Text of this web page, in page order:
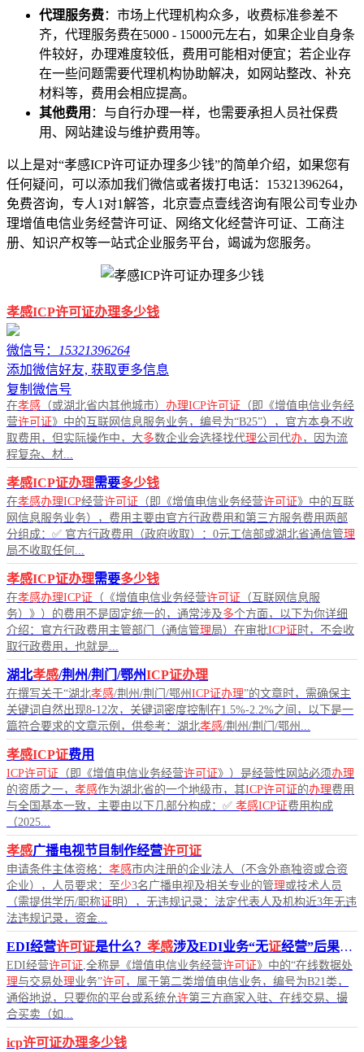
代理服务费：市场上代理机构众多，收费标准参差不
齐，代理服务费在5000 - 15000元左右，如果企业自身条
件较好，办理难度较低，费用可能相对便宜；若企业存
在一些问题需要代理机构协助解决，如网站整改、补充
材料等，费用会相应提高。
其他费用 ：与自行办理一样，也需要承担人员社保费
用、网站建设与维护费用等。
以上是对“孝感ICP许可证办理多少钱”的简单介绍，如果您有
任何疑问，可以添加我们微信或者拨打电话：15321396264，
免费咨询，专人1对1解答，北京壹点壹线咨询有限公司专业办
理增值电信业务经营许可证、网络文化经营许可证、工商注
册、知识产权等一站式企业服务平台，竭诚为您服务。
孝感ICP许可证办理多少钱
微信号： 15321396264
添加微信好友, 获取更多信息
复制微信号
在孝感 （或湖北省内其他城市） 办理ICP许可证 （即《增值电信业务经
营许可证》中的互联网信息服务业务，编号为“B25”），官方本身不收
取费用，但实际操作中，大多数企业会选择找代理公司代办，因为流
程复杂、材...
孝感ICP证办理需要多少钱
在孝感办理ICP经营许可证 （即《增值电信业务经营许可证》中的互联
网信息服务业务），费用主要由官方行政费用和第三方服务费用两部
分组成：✅ 官方行政费用（政府收取）：0元工信部或湖北省通信管理
局不收取任何...
孝感ICP证办理需要多少钱
在孝感办理ICP证 （《增值电信业务经营许可证 （互联网信息服
务）》）的费用不是固定统一的，通常涉及多个方面，以下为你详细
介绍：官方行政费用主管部门（通信管理局）在审批ICP证 时，不会收
取行政费用，也就是...
湖北孝感/荆州/荆门/鄂州ICP证办理
在撰写关于“湖北孝感/荆州/荆门/鄂州 ICP证办理”的文章时，需确保主
关键词自然出现8-12次，关键词密度控制在1.5%-2.2%之间，以下是一
篇符合要求的文章示例，供参考：湖北孝感/荆州/荆门/鄂州...
孝感ICP证费用
ICP许可证 （即《增值电信业务经营许可证》）是经营性网站必须办理
的资质之一， 孝感作为湖北省的一个地级市，其ICP许可证的办理费用
与全国基本一致，主要由以下几部分构成：✅ 孝感ICP证费用构成
（2025...
孝感广播电视节目制作经营许可证
申请条件主体资格： 孝感市内注册的企业法人（不含外商独资或合资
企业），人员要求：至少3名广播电视及相关专业的管理或技术人员
（需提供学历/职称证明），无违规记录：法定代表人及机构近3年无违
法违规记录，资金...
EDI经营许可证是什么？ 孝感涉及EDI业务“无证经营”后果会怎样？
EDI经营许可证,全称是《增值电信业务经营许可证》中的“在线数据处
理与交易处理业务”许可 ，属于第二类增值电信业务，编号为B21类，
通俗地说，只要你的平台或系统允许第三方商家入驻、在线交易、撮
合买卖（如...
icp许可证办理多少钱